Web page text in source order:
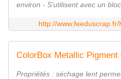
environ - S'utilisent avec un
http://
Propriétés : séchage lent